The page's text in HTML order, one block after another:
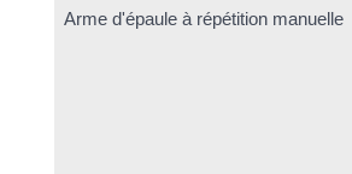
Arme d'épaule à répétition manuelle